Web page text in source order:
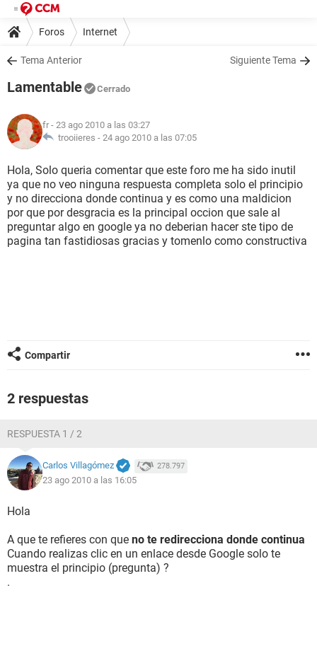
Foros Internet
Tema Anterior Siguiente Tema
Lamentable Cerrado
fr - 23 ago 2010 a las 03:27
trooiieres - 24 ago 2010 a las 07:05
Hola, Solo queria comentar que este foro me ha sido inutil
ya que no veo ninguna respuesta completa solo el principio
y no direcciona donde continua y es como una maldicion
por que por desgracia es la principal occion que sale al
preguntar algo en google ya no deberian hacer ste tipo de
pagina tan fastidiosas gracias y tomenlo como constructiva
Compartir
2 respuestas
RESPUESTA 1 / 2
Carlos Villagómez 278.797
23 ago 2010 a las 16:05
Hola
A que te refieres con que no te redirecciona donde continua
Cuando realizas clic en un enlace desde Google solo te
muestra el principio (pregunta) ?
.